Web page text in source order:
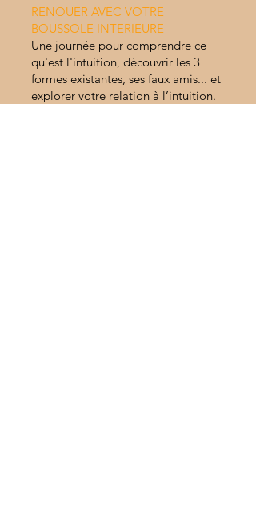
RENOUER AVEC VOTRE
BOUSSOLE INTERIEURE
Une journée pour comprendre ce
qu'est l'intuition, découvrir les 3
formes existantes, ses faux amis... et
explorer votre relation à l’intuition.